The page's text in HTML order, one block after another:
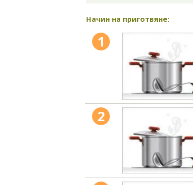
Начин на приготвяне:
1
2